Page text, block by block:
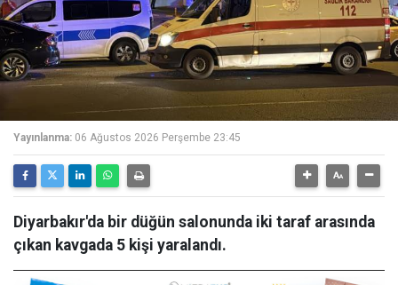
Yayınlanma: 06 Ağustos 2026 Perşembe 23:45
Diyarbakır'da bir düğün salonunda iki taraf arasında
çıkan kavgada 5 kişi yaralandı.